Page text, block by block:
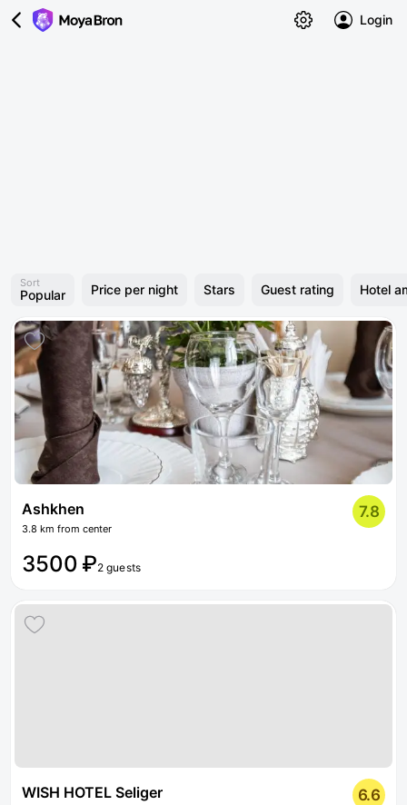
Login
Sort
Popular Price per night Stars Guest rating Hotel
Ashkhen
3.8 km from center
7.8
3500 ₽2 guests
WISH HOTEL Seliger 6.6